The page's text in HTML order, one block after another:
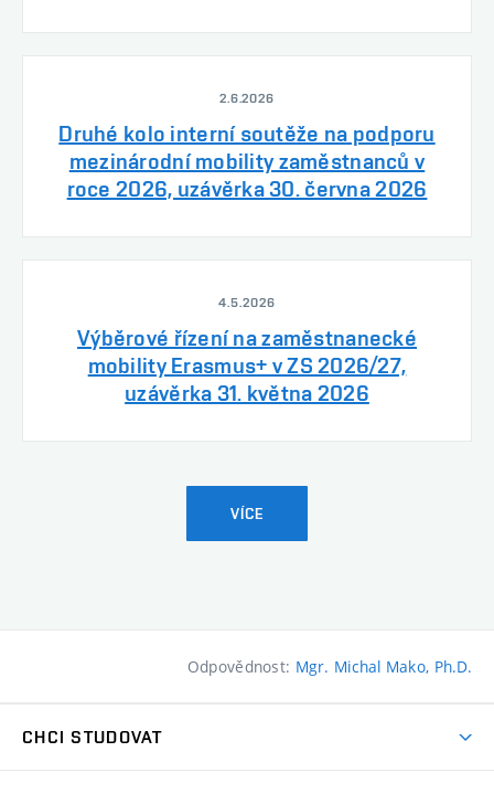
2.6.2026
Druhé kolo interní soutěže na podporu
mezinárodní mobility zaměstnanců v
roce 2026, uzávěrka 30. června 2026
4.5.2026
Výběrové řízení na zaměstnanecké
mobility Erasmus+ v ZS 2026/27,
uzávěrka 31. května 2026
VÍCE
Odpovědnost: Mgr. Michal Mako, Ph.D.
CHCI STUDOVAT